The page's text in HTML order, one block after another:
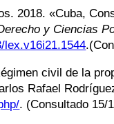
2018. «Cuba,
y Ciencias
lex.v16i21.1544.
civil de la
Rafael
. (Consultado 15/